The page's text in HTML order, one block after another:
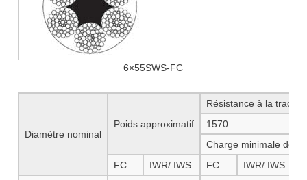
6×55SWS-FC
Diamètre nominal
Poids approximatif
Résistance à la
1570
Charge minimale de
FC
IWR/ IWS FC IWR/ IWS